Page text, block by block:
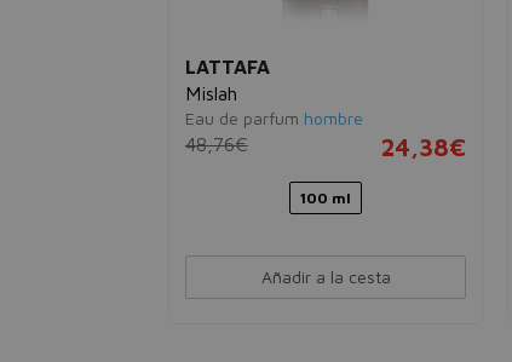
LATTAFA
Mislah
Eau de parfum hombre
48,76€ 24,38€
100 ml
Añadir a la cesta